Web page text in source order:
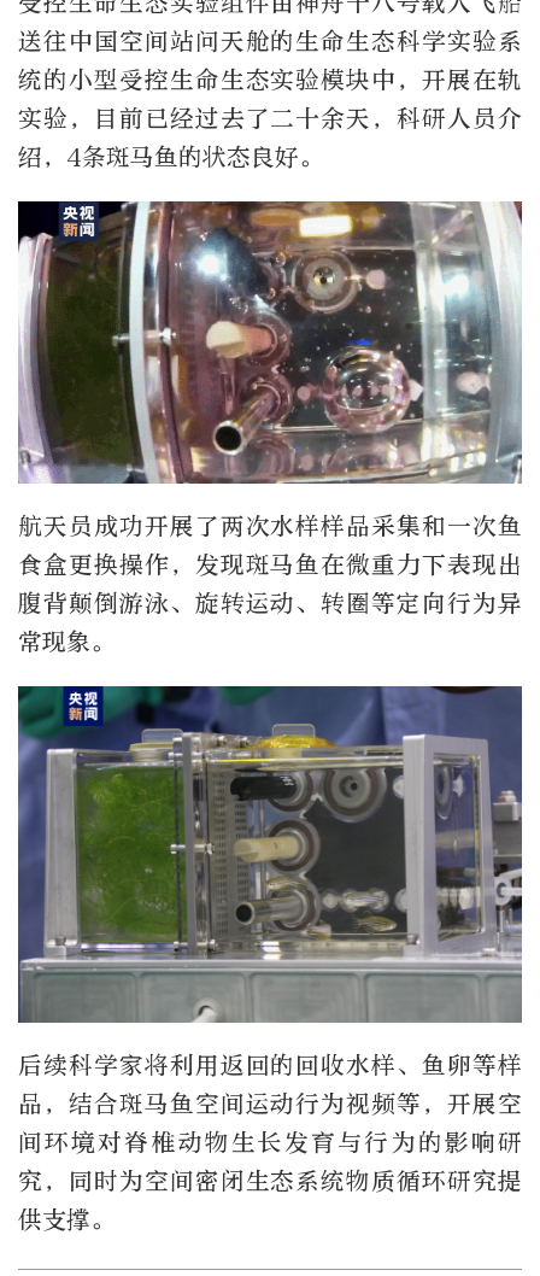
送往中国空间站问天舱的生命生态科学实验系
统的小型受控生命生态实验模块中，开展在轨
实验，目前已经过去了二十余天，科研人员介
绍，4条斑马鱼的状态良好。
航天员成功开展了两次水样样品采集和一次鱼
食盒更换操作，发现斑马鱼在微重力下表现出
腹背颠倒游泳、旋转运动、转圈等定向行为异
常现象。
后续科学家将利用返回的回收水样、鱼卵等样
品，结合斑马鱼空间运动行为视频等，开展空
间环境对脊椎动物生长发育与行为的影响研
究，同时为空间密闭生态系统物质循环研究提
供支撑。